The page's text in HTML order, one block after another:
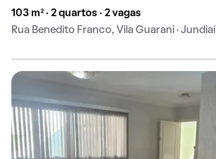
103 m² · 2 quartos · 2 vagas
Rua Benedito Franco, Vila Guarani · Jundiaí